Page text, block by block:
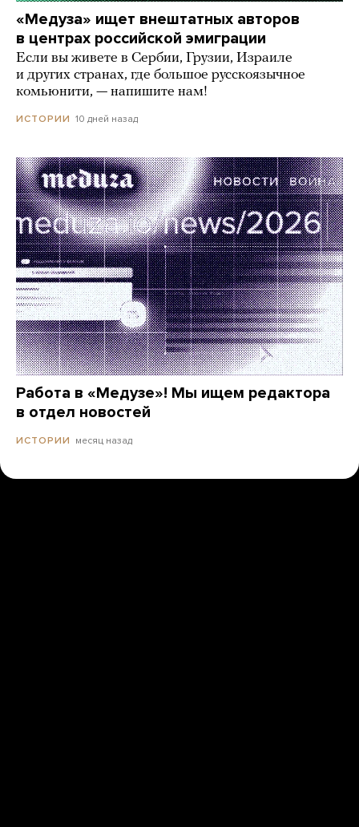
«Медуза» ищет внештатных авторов
в центрах российской эмиграции
Если вы живете в Сербии, Грузии, Израиле
и других странах, где большое русскоязычное
комьюнити, — напишите нам!
ИСТОРИИ 10 дней назад
Работа в «Медузе»! Мы ищем редактора
в отдел новостей
ИСТОРИИ месяц назад